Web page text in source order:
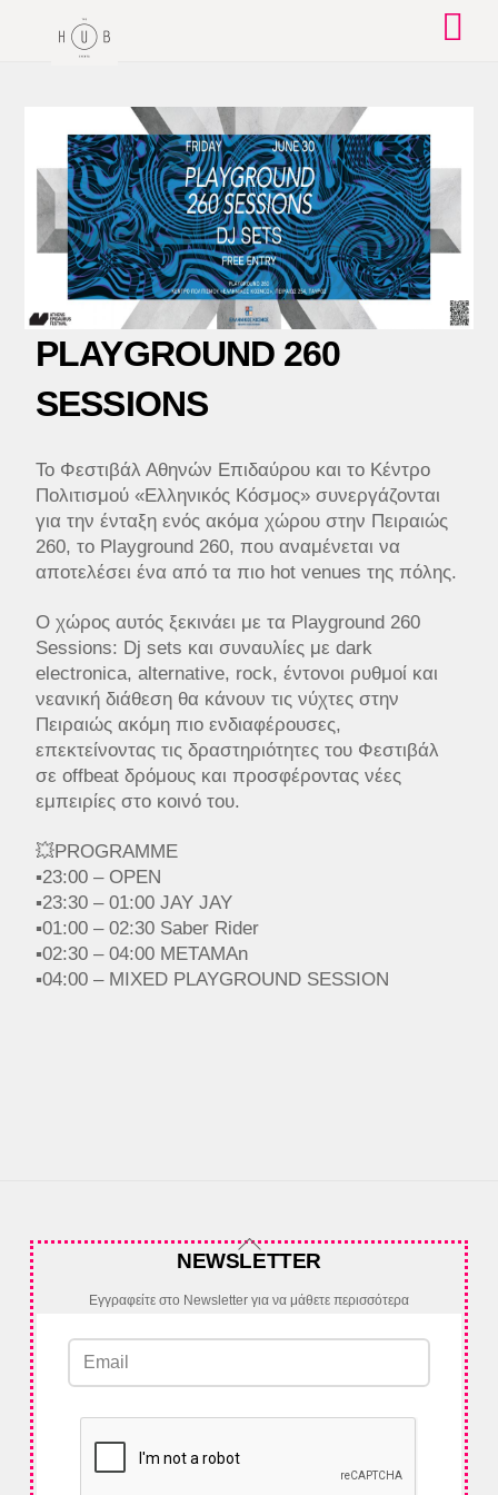
PLAYGROUND 260
SESSIONS
Το Φεστιβάλ Αθηνών Επιδαύρου και το Κέντρο
Πολιτισμού «Ελληνικός Κόσμος» συνεργάζονται
για την ένταξη ενός ακόμα χώρου στην Πειραιώς
260, το Playground 260, που αναμένεται να
αποτελέσει ένα από τα πιο hot venues της πόλης.
Ο χώρος αυτός ξεκινάει με τα Playground 260
Sessions: Dj sets και συναυλίες με dark
electronica, alternative, rock, έντονοι ρυθμοί και
νεανική διάθεση θα κάνουν τις νύχτες στην
Πειραιώς ακόμη πιο ενδιαφέρουσες,
επεκτείνοντας τις δραστηριότητες του Φεστιβάλ
σε offbeat δρόμους και προσφέροντας νέες
εμπειρίες στο κοινό του.
💥PROGRAMME
▪️23:00 – OPEN
▪️23:30 – 01:00 JAY JAY
▪️01:00 – 02:30 Saber Rider
▪️02:30 – 04:00 METAMAn
▪️04:00 – MIXED PLAYGROUND SESSION
Back
To
NEWSLETTER
Εγγραφείτε στο Newsletter για να μάθετε περισσότερα